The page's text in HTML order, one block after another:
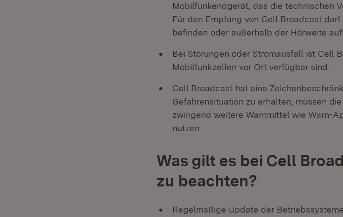
Mobilfunkendgerät, das die technischen
Für den Empfang von Cell Broadcast
befinden oder außerhalb der Hörweite
Bei Störungen oder Stromausfall ist Cell
Mobilfunkzellen vor Ort verfügbar sind.
Cell Broadcast hat eine
Gefahrensituation zu erhalten, müssen
zwingend weitere Warnmittel wie Warn-
Was gilt es bei Cell
zu beachten?
Regelmäßige Update der